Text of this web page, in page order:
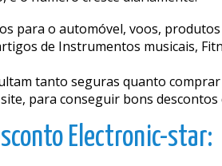
para o automóvel, voos,
de Instrumentos musicais,
tanto seguras quanto
para conseguir bons
Electronic-star: